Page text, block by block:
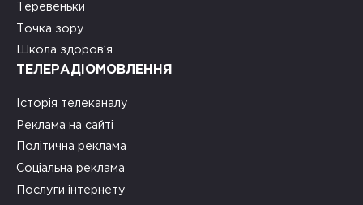
Теревеньки
Точка зору
Школа здоров’я
ТЕЛЕРАДІОМОВЛЕННЯ
Історія телеканалу
Реклама на сайті
Політична реклама
Соціальна реклама
Послуги інтернету